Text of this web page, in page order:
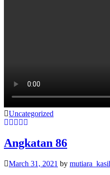
Uncategorized
Angkatan 86
March 31, 2021 by